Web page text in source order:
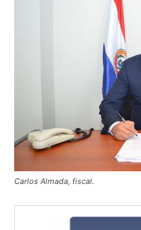
Carlos Almada, fiscal.